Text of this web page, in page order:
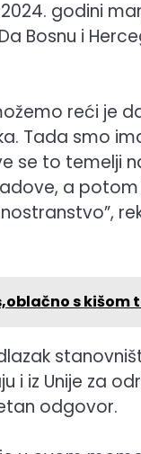
godini
Bosnu i
reći je
Tada smo
se to temelji
a
s kišom
i iz Unije za
odgovor.